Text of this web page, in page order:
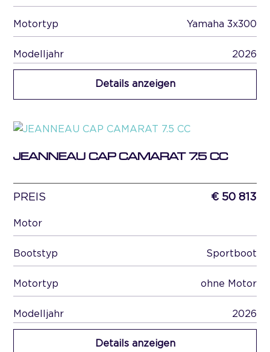
Motortyp Yamaha 3x300
Modelljahr 2026
Details anzeigen
JEANNEAU CAP CAMARAT 7.5 CC
PREIS € 50 813
Motor
Bootstyp Sportboot
Motortyp ohne Motor
Modelljahr 2026
Details anzeigen